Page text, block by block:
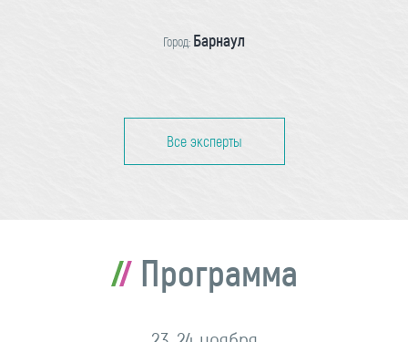
Город: Барнаул
Все эксперты
Программа